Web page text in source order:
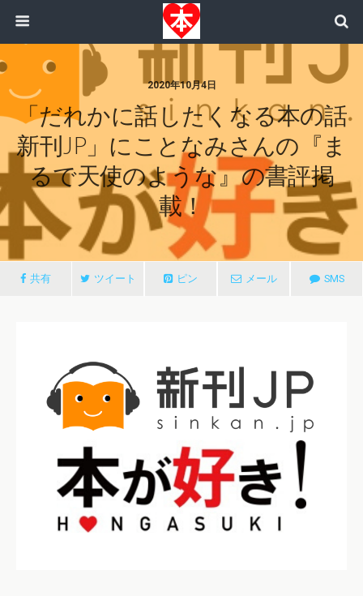
2020年10月4日
「だれかに話したくなる本の話
新刊JP」にことなみさんの『ま
るで天使のような』の書評掲
載！
共有 ツイート ピン メール SMS